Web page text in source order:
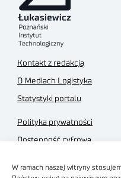
W ramach naszej witryny
Kontakt z redakcją
O Mediach Logistyka
Statystyki portalu
Polityka prywatności
Dostępność cyfrowa
Regulamin sklepu